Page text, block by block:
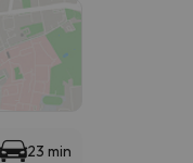
23 min